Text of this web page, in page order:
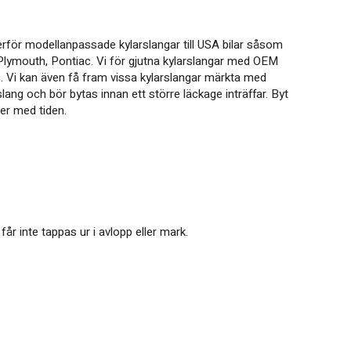
modellanpassade kylarslangar till USA bilar såsom
Pontiac. Vi för gjutna kylarslangar med OEM
kan även få fram vissa kylarslangar märkta med
och bör bytas innan ett större läckage inträffar. Byt
med tiden.
inte tappas ur i avlopp eller mark.